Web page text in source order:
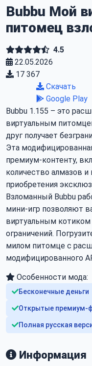
Bubbu Мой
питомец
4.5
22.05.2026
17 367
Скачать
Google Play
Bubbu 1.155 – это
виртуальным
друг получает
Эта
премиум-контенту,
количество алмазов
приобретения
Взломанный Bubbu
мини-игр позволяют
виртуальным
ограничений.
милом питомце с
модифицированного
Особенности мода:
Бесконечные деньги
Открытые премиум-
Полная русская
Информация